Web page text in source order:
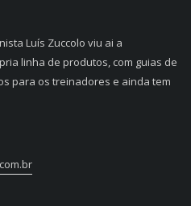
Luís Zuccolo viu ai a
linha de produtos, com guias de
para os treinadores e ainda tem